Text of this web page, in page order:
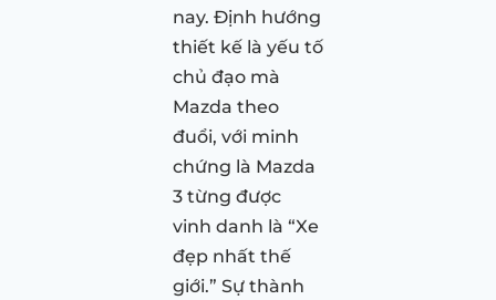
nay. Định hướng
thiết kế là yếu tố
chủ đạo mà
Mazda theo
đuổi, với minh
chứng là Mazda
3 từng được
vinh danh là “Xe
đẹp nhất thế
giới.” Sự thành